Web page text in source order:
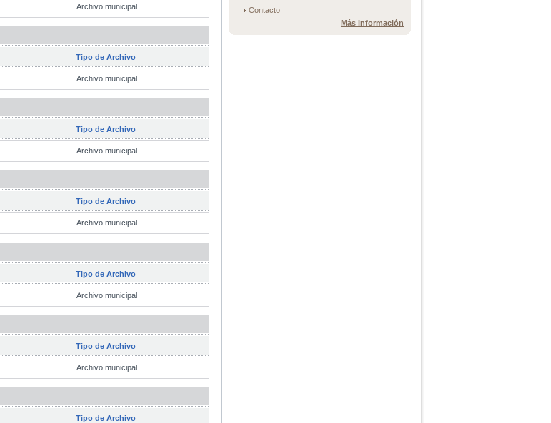
Archivo municipal
Tipo de Archivo
Archivo municipal
Tipo de Archivo
Archivo municipal
Tipo de Archivo
Archivo municipal
Tipo de Archivo
Archivo municipal
Tipo de Archivo
Archivo municipal
Tipo de Archivo
Contacto
Más información